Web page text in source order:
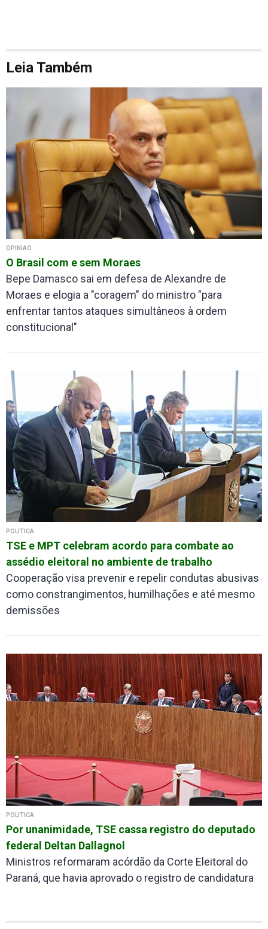
Leia Também
OPINIÃO
O Brasil com e sem Moraes
Bepe Damasco sai em defesa de Alexandre de
Moraes e elogia a "coragem" do ministro "para
enfrentar tantos ataques simultâneos à ordem
constitucional"
POLÍTICA
TSE e MPT celebram acordo para combate ao
assédio eleitoral no ambiente de trabalho
Cooperação visa prevenir e repelir condutas abusivas
como constrangimentos, humilhações e até mesmo
demissões
POLÍTICA
Por unanimidade, TSE cassa registro do deputado
federal Deltan Dallagnol
Ministros reformaram acórdão da Corte Eleitoral do
Paraná, que havia aprovado o registro de candidatura